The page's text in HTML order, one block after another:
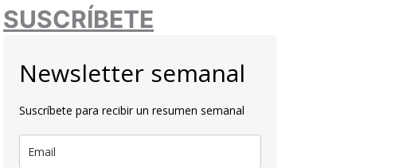
SUSCRÍBETE
Newsletter semanal
Suscríbete para recibir un resumen semanal